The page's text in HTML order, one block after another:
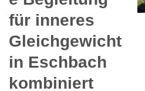
für inneres
Gleichgewicht
in Eschbach
kombiniert